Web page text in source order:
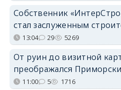
Собственник
стал заслуженным
13:04 29 5269
От руин до визитной
преображался
11:00 5 1716